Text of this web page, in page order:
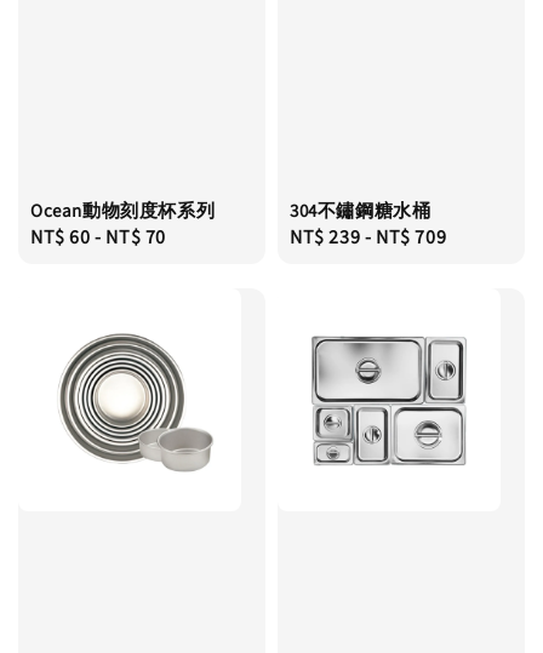
Ocean動物刻度杯系列
Regular
NT$ 60- NT$ 70
304不鏽鋼糖水桶
Regular
NT$ 239- NT$ 709